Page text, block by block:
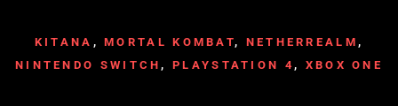
KITANA ,MORTAL KOMBAT, NETHERREALM ,
NINTENDO SWITCH,PLAYSTATION 4, XBOX ONE